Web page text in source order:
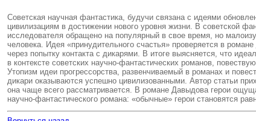
Советская научная фантастика, будучи связана с идеями
цивилизациям в достижении нового уровня жизни. В советской
исследователя обращено на популярный в свое время, но
человека. Идея «принудительного счастья» проверяется в
через попытку контакта с дикарями. В итоге выясняется, что
в контексте советских научно-фантастических романов,
Утопизм идеи прогрессорства, развенчиваемый в романах и
дикари оказываются успешно цивилизованными. Автор статьи
она чаще всего рассматривается. В романе Давыдова герои
научно-фантастического романа: «обычные» герои становятся